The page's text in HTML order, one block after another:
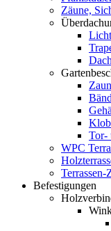
Zäune,
Tor-
WPC
Terrassen-
Befestigungen